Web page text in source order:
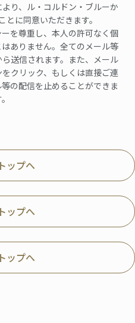
り、ル・コルドン・ブルーか
とに同意いただきます。
を尊重し、本人の許可なく個
ありません。全てのメール等
送信されます。また、メール
クリック、もしくは直接ご連
の配信を止めることができま
ップへ
ップへ
ップへ